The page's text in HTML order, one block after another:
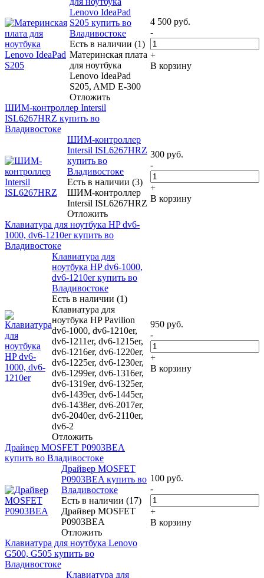
Lenovo IdeaPad
S205 купить во
Владивостоке
Есть в наличии (1)
Материнская плата
для ноутбука
Lenovo IdeaPad
S205, AMD E-300
Отложить
4 500 руб.
-
+
В корзину
ШИМ-контроллер Intersil
ISL6267HRZ купить во
Владивостоке
ШИМ-контроллер
Intersil ISL6267HRZ
купить во
Владивостоке
Есть в наличии (3)
ШИМ-контроллер
Intersil ISL6267HRZ
Отложить
300 руб.
-
+
В корзину
Клавиатура для ноутбука HP dv6-
1000, dv6-1210er купить во
Владивостоке
Клавиатура для
ноутбука HP dv6-1000,
dv6-1210er купить во
Владивостоке
Есть в наличии (1)
Клавиатура для
ноутбука HP Pavilion
dv6-1000, dv6-1210er,
dv6-1211er, dv6-1215er,
dv6-1216er, dv6-1220er,
dv6-1225er, dv6-1230er,
dv6-1299er, dv6-1316er,
dv6-1319er, dv6-1325er,
dv6-1439er, dv6-1445er,
dv6-1438er, dv6-2017er,
dv6-2040er, dv6-2110er,
dv6-2
Отложить
950 руб.
-
+
В корзину
Драйвер MOSFET P0903BEA
купить во Владивостоке
Драйвер MOSFET
P0903BEA купить во
Владивостоке
Есть в наличии (17)
Драйвер MOSFET
P0903BEA
Отложить
100 руб.
-
+
В корзину
Клавиатура для ноутбука Lenovo
G500, G505 купить во
Владивостоке
Клавиатура для